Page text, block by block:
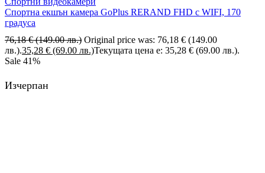
Спортна екшън камера GoPlus RERAND FHD с WIFI, 170
градуса
76,18€ (149.00 лв.) Original price was: 76,18 € (149.00
лв.).35,28 € (69.00 лв.)Текущата цена е: 35,28 € (69.00 лв.).
Sale 41%
Изчерпан